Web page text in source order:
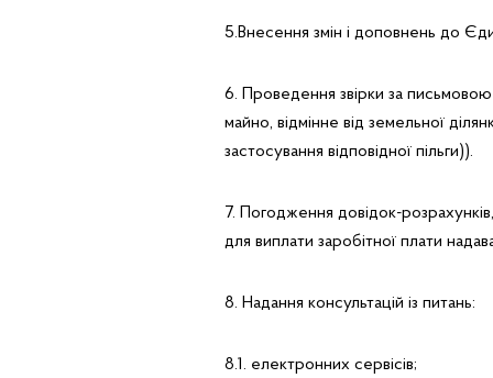
5.Внесення змін і доповнень до
6. Проведення звірки за
майно, відмінне від земельної
застосування відповідної пільги)).
7. Погодження довідок-
для виплати заробітної плати
8. Надання консультацій із питань:
8.1. електронних сервісів;